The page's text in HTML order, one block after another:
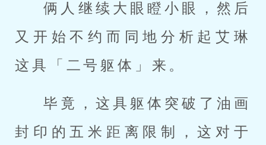
俩人继续大眼瞪小眼，然后
又开始不约而同地分析起艾琳
这具「二号躯体」来。
毕竟，这具躯体突破了油画
封印的五米距离限制，这对于